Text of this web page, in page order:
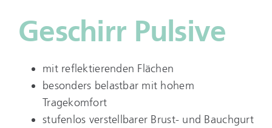
Geschirr Pulsive
mit reflektierenden Flächen
besonders belastbar mit hohem
Tragekomfort
stufenlos verstellbarer Brust- und Bauchgurt